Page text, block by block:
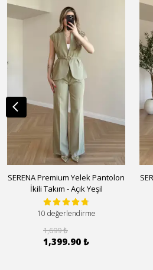
SERENA Premium Yelek Pantolon
İkili Takım - Açık Yeşil
10 değerlendirme
1,699 ₺
1,399.90 ₺